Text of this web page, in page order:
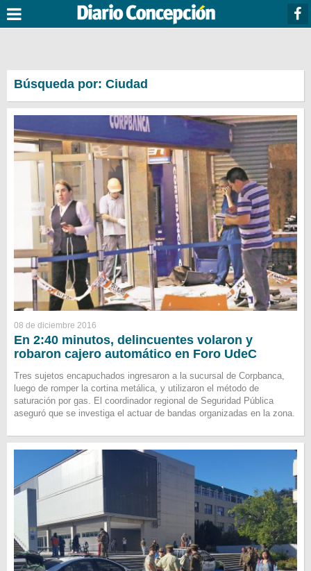
Búsqueda por: Ciudad
08 de diciembre 2016
En 2:40 minutos, delincuentes volaron y
robaron cajero automático en Foro UdeC
Tres sujetos encapuchados ingresaron a la sucursal de Corpbanca,
luego de romper la cortina metálica, y utilizaron el método de
saturación por gas. El coordinador regional de Seguridad Pública
aseguró que se investiga el actuar de bandas organizadas en la zona.